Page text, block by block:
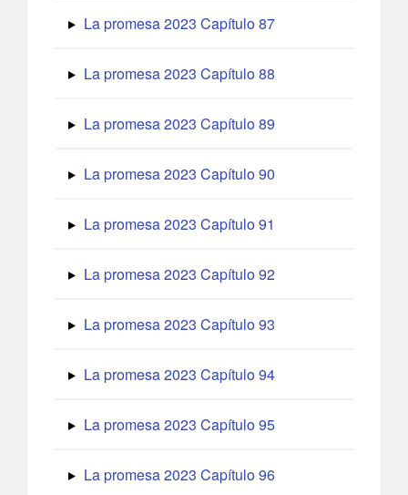
La promesa 2023 Capítulo 87
La promesa 2023 Capítulo 88
La promesa 2023 Capítulo 89
La promesa 2023 Capítulo 90
La promesa 2023 Capítulo 91
La promesa 2023 Capítulo 92
La promesa 2023 Capítulo 93
La promesa 2023 Capítulo 94
La promesa 2023 Capítulo 95
La promesa 2023 Capítulo 96